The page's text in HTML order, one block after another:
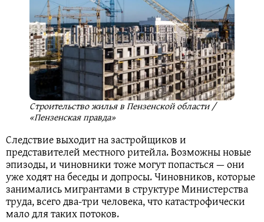
Строительство жилья в Пензенской области /
«Пензенская правда»
Следствие выходит на застройщиков и
представителей местного ритейла. Возможны новые
эпизоды, и чиновники тоже могут попасться — они
уже ходят на беседы и допросы. Чиновников, которые
занимались мигрантами в структуре Министерства
труда, всего два-три человека, что катастрофически
мало для таких потоков.